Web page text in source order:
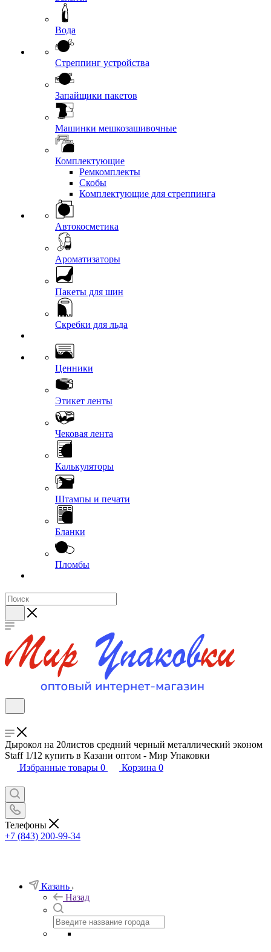
Вода
Стреппинг устройства
Запайщики пакетов
Машинки мешкозашивочные
Комплектующие
Ремкомплекты
Скобы
Комплектующие для стреппинга
Автокосметика
Ароматизаторы
Пакеты для шин
Скребки для льда
Ценники
Этикет ленты
Чековая лента
Калькуляторы
Штампы и печати
Бланки
Пломбы
Дырокол на 20листов средний черный металлический эконом
Staff 1/12 купить в Казани оптом - Мир Упаковки
Избранные товары 0 Корзина 0
Телефоны
+7 (843) 200-99-34
Казань
Назад